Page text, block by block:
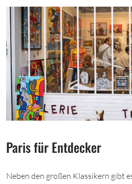
Paris für Entdecker
Neben den großen Klassikern gibt